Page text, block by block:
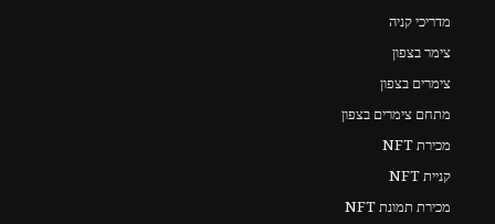
מדריכי קניה
צימר בצפון
צימרים בצפון
מתחם צימרים בצפון
מכירת NFT
קניית NFT
מכירת תמונת NFT